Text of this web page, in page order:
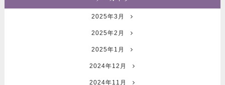
2025年3月
2025年2月
2025年1月
2024年12月
2024年11月